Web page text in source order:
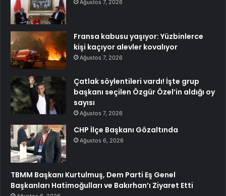
Ağustos 7, 2026
Fransa kabusu yaşıyor: Yüzbinlerce
kişi kaçıyor alevler kovalıyor
Ağustos 7, 2026
Çatlak söylentileri vardı! İşte grup
başkanı seçilen Özgür Özel’in aldığı oy
sayısı
Ağustos 7, 2026
CHP İlçe Başkanı Gözaltında
Ağustos 6, 2026
TBMM Başkanı Kurtulmuş, Dem Parti Eş Genel
Başkanları Hatimoğulları ve Bakırhan’ı Ziyaret Etti